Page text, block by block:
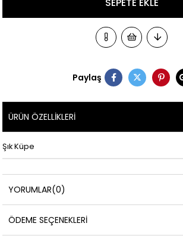
Paylaş
ÜRÜN ÖZELLIKLERI
Şık Küpe
YORUMLAR(0)
ÖDEME SEÇENEKLERI